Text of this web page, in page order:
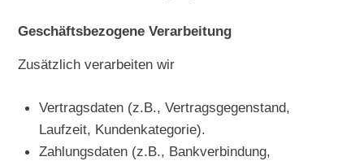
Geschäftsbezogene Verarbeitung
Zusätzlich verarbeiten wir
Vertragsdaten (z.B., Vertragsgegenstand,
Laufzeit, Kundenkategorie).
Zahlungsdaten (z.B., Bankverbindung,